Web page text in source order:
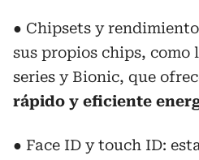
● Chipsets y
sus propios chips, como
series y Bionic, que
rápido y eficiente
● Face ID y touch ID: